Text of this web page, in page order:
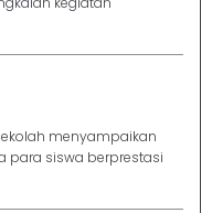
menyampaikan
para siswa berprestasi